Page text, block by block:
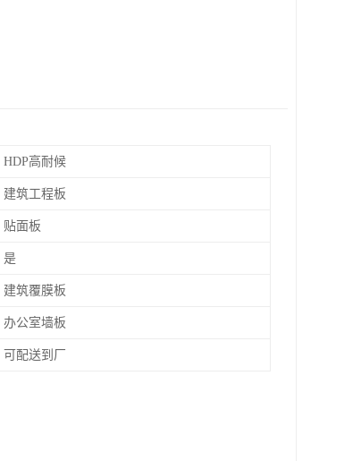
HDP高耐候
建筑工程板
贴面板
是
建筑覆膜板
办公室墙板
可配送到厂